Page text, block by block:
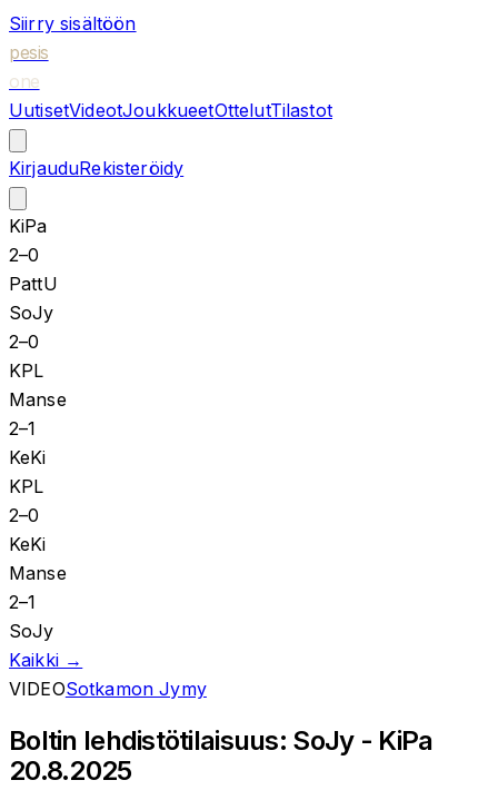
Siirry sisältöön
pesis
one
UutisetVideotJoukkueetOttelutTilastot
KirjauduRekisteröidy
KiPa
2–0
PattU
SoJy
2–0
KPL
Manse
2–1
KeKi
KPL
2–0
KeKi
Manse
2–1
SoJy
Kaikki →
VIDEOSotkamon Jymy
Boltin lehdistötilaisuus: SoJy - KiPa
20.8.2025